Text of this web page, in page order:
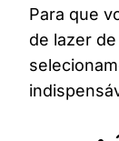
Para que
de lazer